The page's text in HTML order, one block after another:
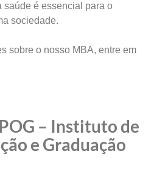
saúde é essencial para o
sociedade.
sobre o nosso MBA, entre em
– Instituto de
e Graduação